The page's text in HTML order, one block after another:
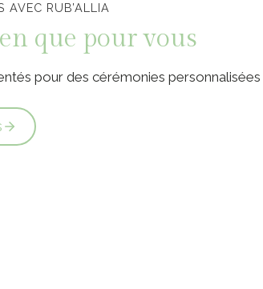
AVEC RUB’ALLIA
que pour vous
pour des cérémonies personnalisées